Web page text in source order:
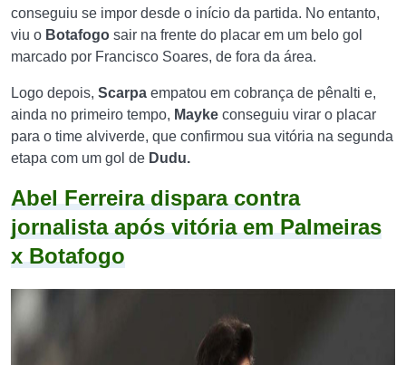
conseguiu se impor desde o início da partida. No entanto,
viu o Botafogo sair na frente do placar em um belo gol
marcado por Francisco Soares, de fora da área.
Logo depois, Scarpa empatou em cobrança de pênalti e,
ainda no primeiro tempo, Mayke conseguiu virar o placar
para o time alviverde, que confirmou sua vitória na segunda
etapa com um gol de Dudu.
Abel Ferreira dispara contra
jornalista após vitória em Palmeiras
x Botafogo